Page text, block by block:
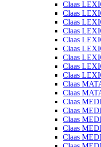
Claas
Claas
Claas
Claas
Claas
Claas
Claas
Claas
Claas
Claas
Claas
Claas
Claas
Claas
Claas
Claas